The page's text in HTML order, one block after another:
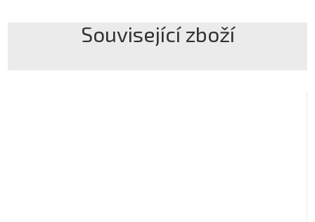
Související zboží